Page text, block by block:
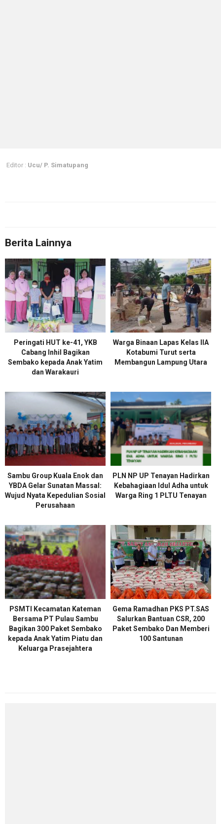
Editor : Ucu/ P. Simatupang
Berita Lainnya
Peringati HUT ke-41, YKB
Cabang Inhil Bagikan
Sembako kepada Anak Yatim
dan Warakauri
Warga Binaan Lapas Kelas IIA
Kotabumi Turut serta
Membangun Lampung Utara
Sambu Group Kuala Enok dan
YBDA Gelar Sunatan Massal:
Wujud Nyata Kepedulian Sosial
Perusahaan
PLN NP UP Tenayan Hadirkan
Kebahagiaan Idul Adha untuk
Warga Ring 1 PLTU Tenayan
PSMTI Kecamatan Kateman
Bersama PT Pulau Sambu
Bagikan 300 Paket Sembako
kepada Anak Yatim Piatu dan
Keluarga Prasejahtera
Gema Ramadhan PKS PT.SAS
Salurkan Bantuan CSR, 200
Paket Sembako Dan Memberi
100 Santunan